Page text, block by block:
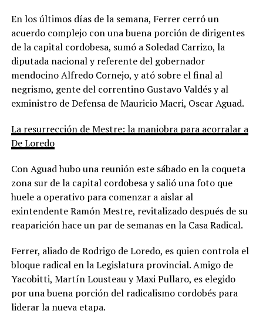
En los últimos días de la semana, Ferrer cerró un
acuerdo complejo con una buena porción de dirigentes
de la capital cordobesa, sumó a Soledad Carrizo, la
diputada nacional y referente del gobernador
mendocino Alfredo Cornejo, y ató sobre el final al
negrismo, gente del correntino Gustavo Valdés y al
exministro de Defensa de Mauricio Macri, Oscar Aguad.
La resurrección de Mestre: la maniobra para acorralar a
De Loredo
Con Aguad hubo una reunión este sábado en la coqueta
zona sur de la capital cordobesa y salió una foto que
huele a operativo para comenzar a aislar al
exintendente Ramón Mestre, revitalizado después de su
reaparición hace un par de semanas en la Casa Radical.
Ferrer, aliado de Rodrigo de Loredo, es quien controla el
bloque radical en la Legislatura provincial. Amigo de
Yacobitti, Martín Lousteau y Maxi Pullaro, es elegido
por una buena porción del radicalismo cordobés para
liderar la nueva etapa.